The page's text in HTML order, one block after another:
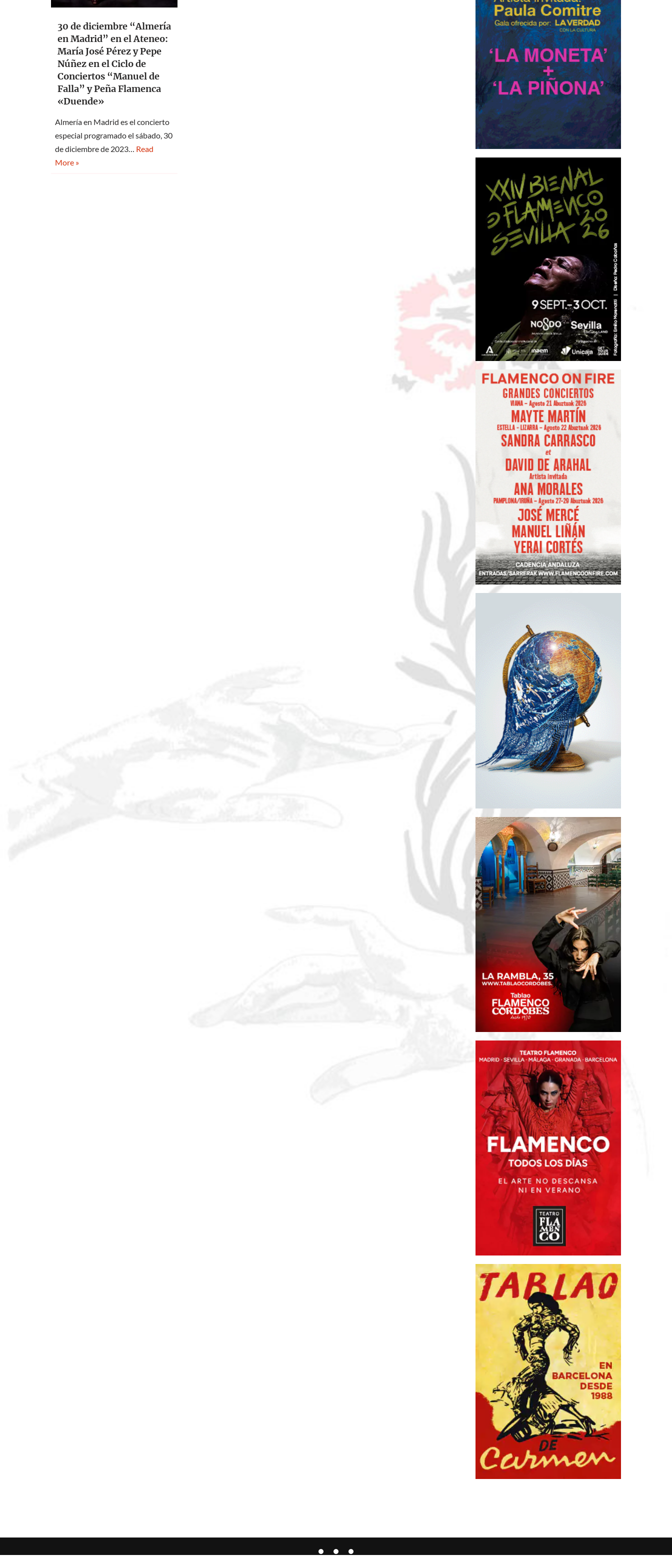
30 de diciembre “Almería
en Madrid” en el Ateneo:
María José Pérez y Pepe
Núñez en el Ciclo de
Conciertos “Manuel de
Falla” y Peña Flamenca
«Duende»
Almería en Madrid es el concierto
especial programado el sábado, 30
de diciembre de 2023… Read
More »